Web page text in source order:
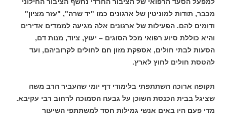
למפעל הסעד הרפואי של הציבור החרדי נחשף הציבור החילוני
מכבר, תודות למוניטין של ארגונים כמו "יד שרה", "עזר מציון"
ודומים להם. הפעילות של ארגונים אלה מגיעה לממדים אדירים
והיא כוללת סיוע רפואי מכל הסוגים – יעוץ, ציוד, מנות דם,
הסעות לבתי חולים, אספקת מזון חם לחולים לקרוביהם, ועד
להטסת חולים לחוץ לארץ.
תקופה ארוכה השתתפתי בלימודי דף יומי שהעביר הרב משה
שציגל בבית הכנסת השוכן על גבעה הסמוכה לרחוב רבי עקיבא.
מדי פעם היו באים אנשי גמילות חסד למשתתפי השיעור